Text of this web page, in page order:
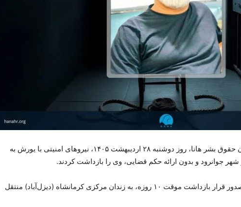
بنا به اطلاعات رسیده به سازمان حقوق بشر هانا، روز دوشنبه ۲۸ اردیبهشت ۱۴۰۵، نیروهای امنیتی با یورش به
جوانرود و بدون ارائه حکم قضایی، وی را بازداشت کردند.
این هنرمند پس از بازداشت، با صدور قرار بازداشت موقت ۱۰ روزه، به زندان مرکزی کرمانشاه (دیزل‌آباد) منتقل